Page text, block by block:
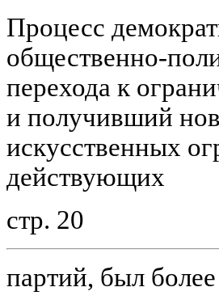
Процесс
общественно-
перехода к
и получивший
искусственных
действующих
стр. 20
партий, был